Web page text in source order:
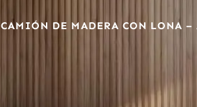
CAMIÓN DE MADERA CON LONA